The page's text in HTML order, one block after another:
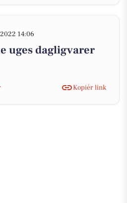
14:06
uges dagligvarer
Kopiér link